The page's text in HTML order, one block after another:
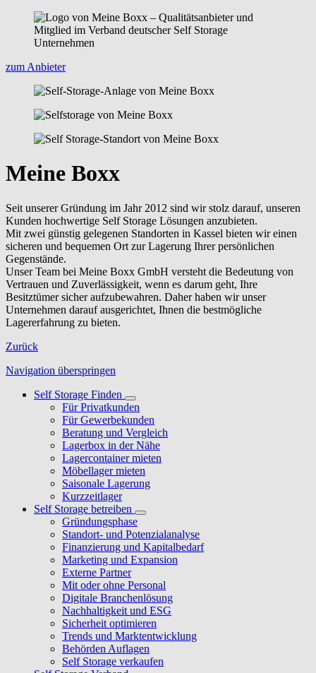
zum Anbieter
Meine Boxx
Seit unserer Gründung im Jahr 2012 sind wir stolz darauf, unseren
Kunden hochwertige Self Storage Lösungen anzubieten.
Mit zwei günstig gelegenen Standorten in Kassel bieten wir einen
sicheren und bequemen Ort zur Lagerung Ihrer persönlichen
Gegenstände.
Unser Team bei Meine Boxx GmbH versteht die Bedeutung von
Vertrauen und Zuverlässigkeit, wenn es darum geht, Ihre
Besitztümer sicher aufzubewahren. Daher haben wir unser
Unternehmen darauf ausgerichtet, Ihnen die bestmögliche
Lagererfahrung zu bieten.
Zurück
Navigation überspringen
Self Storage Finden
Für Privatkunden
Für Gewerbekunden
Beratung und Vergleich
Lagerbox in der Nähe
Lagercontainer mieten
Möbellager mieten
Saisonale Lagerung
Kurzzeitlager
Self Storage betreiben
Gründungsphase
Standort- und Potenzialanalyse
Finanzierung und Kapitalbedarf
Marketing und Expansion
Externe Partner
Mit oder ohne Personal
Digitale Branchenlösung
Nachhaltigkeit und ESG
Sicherheit optimieren
Trends und Marktentwicklung
Behörden Auflagen
Self Storage verkaufen